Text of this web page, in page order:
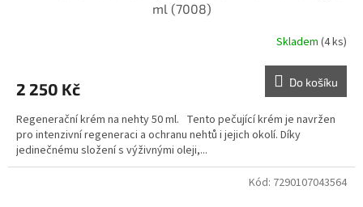
ml (7008)
Skladem (4 ks)
2 250 Kč Do košíku
Regenerační krém na nehty 50 ml. Tento pečující krém je navržen
pro intenzivní regeneraci a ochranu nehtů i jejich okolí. Díky
jedinečnému složení s výživnými oleji,...
Kód: 7290107043564